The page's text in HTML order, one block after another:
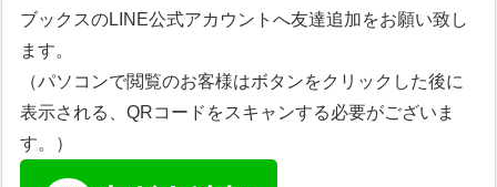
ブックスのLINE公式アカウントへ友達追加をお願い致し
ます。
（パソコンで閲覧のお客様はボタンをクリックした後に
表示される、QRコードをスキャンする必要がございま
す。）